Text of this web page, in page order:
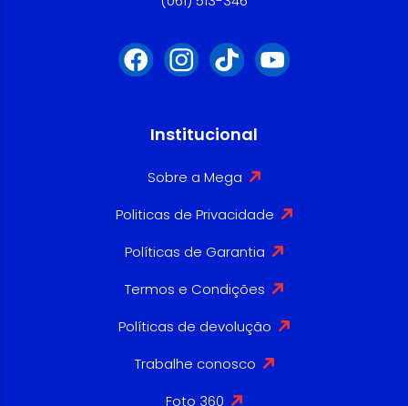
Institucional
Sobre a Mega
Politicas de Privacidade
Políticas de Garantia
Termos e Condições
Políticas de devolução
Trabalhe conosco
Foto 360